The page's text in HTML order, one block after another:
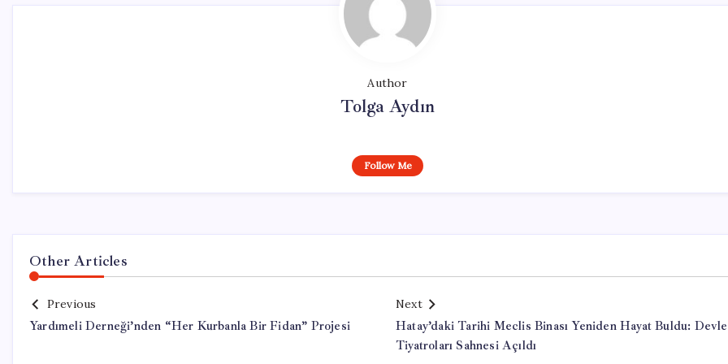
Author
Tolga Aydın
Follow Me
Other Articles
Previous
Yardımeli Derneği’nden “Her Kurbanla Bir Fidan” Projesi
Next
Hatay’daki Tarihi Meclis Binası Yeniden Hayat Buldu:
Tiyatroları Sahnesi Açıldı